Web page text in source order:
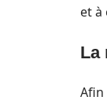
et à
La
Afin